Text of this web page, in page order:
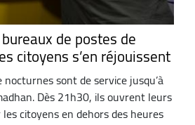
de postes de
citoyens s’en réjouissent
sont de service jusqu’à
Dès 21h30, ils ouvrent leurs
citoyens en dehors des heures